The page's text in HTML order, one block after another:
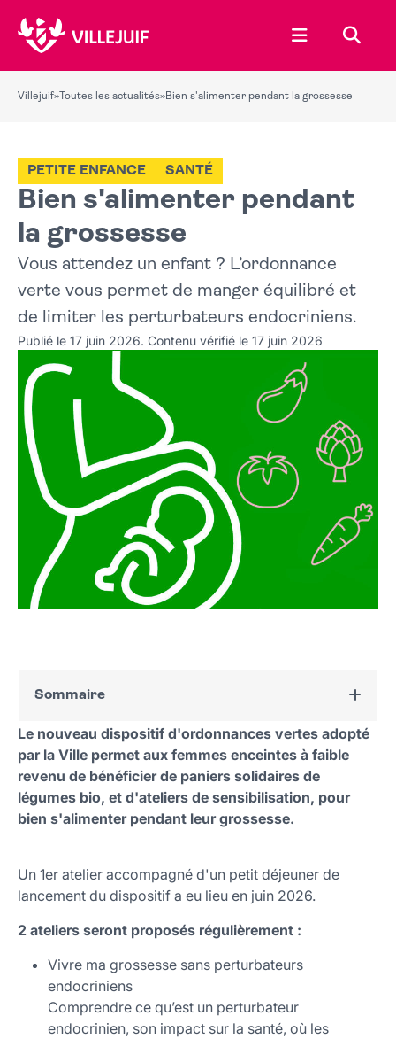
Ouvrir le
Villejuif» Toutes les actualités»Bien s'alimenter pendant la grossesse
Bien s'alimenter pendant
la grossesse
PETITE ENFANCE SANTÉ
Vous attendez un enfant ? L’ordonnance
verte vous permet de manger équilibré et
de limiter les perturbateurs endocriniens.
Publié le 17 juin 2026. Contenu vérifié le 17 juin 2026
Sommaire
Contact
Le nouveau dispositif d'ordonnances vertes adopté
par la Ville permet aux femmes enceintes à faible
revenu de bénéficier de paniers solidaires de
légumes bio, et d'ateliers de sensibilisation, pour
bien s'alimenter pendant leur grossesse.
Un 1er atelier accompagné d'un petit déjeuner de
lancement du dispositif a eu lieu en juin 2026.
2 ateliers seront proposés régulièrement :
Vivre ma grossesse sans perturbateurs
endocriniens
Comprendre ce qu’est un perturbateur
endocrinien, son impact sur la santé, où les